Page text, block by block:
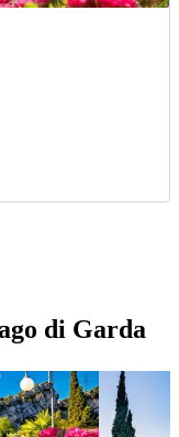
di Garda